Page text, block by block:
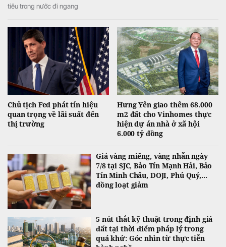
tiêu trong nước đi ngang
Chủ tịch Fed phát tín hiệu
quan trọng về lãi suất đến
thị trường
Hưng Yên giao thêm 68.000
m2 đất cho Vinhomes thực
hiện dự án nhà ở xã hội
6.000 tỷ đồng
Giá vàng miếng, vàng nhẫn ngày
7/8 tại SJC, Bảo Tín Mạnh Hải, Bảo
Tín Minh Châu, DOJI, Phú Quý,...
đồng loạt giảm
5 nút thắt kỹ thuật trong định giá
đất tại thời điểm pháp lý trong
quá khứ: Góc nhìn từ thực tiễn